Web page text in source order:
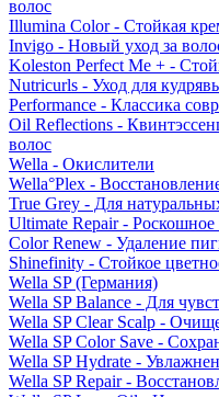
волос
Illumina Color - Стойкая
Invigo - Новый уход за
Koleston Perfect Me + -
Nutricurls - Уход для
Performance - Классика
Oil Reflections -
волос
Wella - Окислители
Wella°Plex -
True Grey - Для
Ultimate Repair - Роскошное
Color Renew - Удаление
Shinefinity - Стойкое
Wella SP (Германия)
Wella SP Balance - Для
Wella SP Clear Scalp -
Wella SP Color Save -
Wella SP Hydrate -
Wella SP Repair -